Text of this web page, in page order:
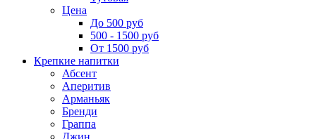
Цена
До 500 руб
500 - 1500 руб
От 1500 руб
Крепкие напитки
Абсент
Аперитив
Арманьяк
Бренди
Граппа
Джин